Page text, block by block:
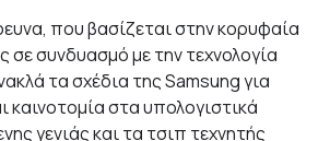
που βασίζεται στην κορυφαία
σε συνδυασμό με την τεχνολογία
τα σχέδια της Samsung για
καινοτομία στα υπολογιστικά
γενιάς και τα τσιπ τεχνητής